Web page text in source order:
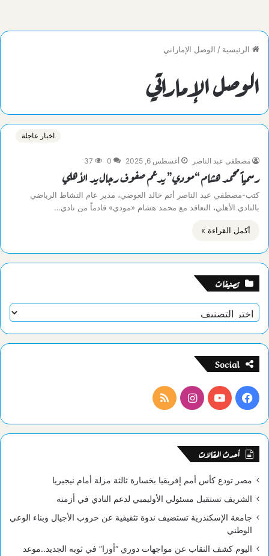
الرئيسية / الوصل الإماراتي
الوصل الإماراتي
اخبار عاجلة
مصطفى عبد الناصر أغسطس 6, 2025 0
37
رسمياً محمد هشام “مودي”‎‏ يدعم صفوف رجال يد الأهلي
كتب-مصطفي عبد الناصر أتم خالد العوضي، مدير عام النشاط الرياضي
بالنادي الأهلي، التعاقد مع محمد هشام «مودي» قادماً من نادي…
أكمل القراءة »
تصنيفات
تصنيفات
Social
فيسبوكيوتيوبانستقرامملخص
الموقع
أحدث المقالات
مصر تودع كأس أمم إفريقيا بخسارة ثالثة مزلة أمام نيجيريا
الشريف تستقبل مسئولي الأوليمبي لدعم النادي في أزمته
جامعة الإسكندرية تستضيف ندوة تثقيفية عن حروب الأجيال وبناء الوعي
الوطني
اليوم كشف النقاب عن مواجهات دوري “أورا” في ثوبه الجديد..موعد